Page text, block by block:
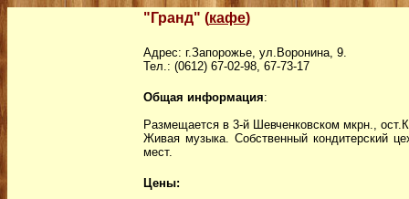
"Гранд" (кафе)
Адрес: г.Запорожье, ул.Воронина, 9.
Тел.: (0612) 67-02-98, 67-73-17
Общая информация:
Размещается в 3-й Шевченковском мкрн.,
Живая музыка. Собственный кондитерский
мест.
Цены: